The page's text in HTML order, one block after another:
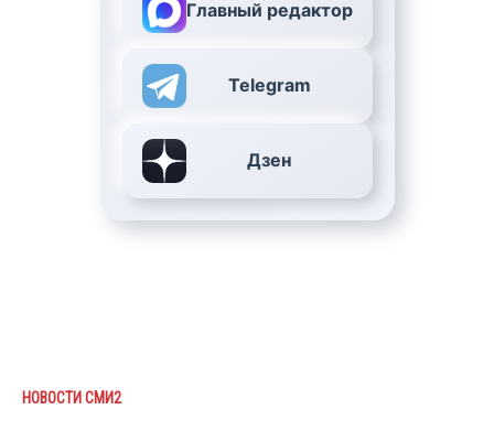
Главный редактор
Telegram
Дзен
НОВОСТИ СМИ2